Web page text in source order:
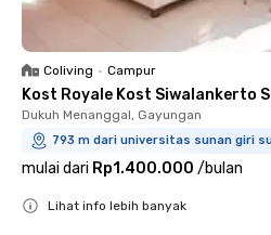
Coliving • Campur
Kost Royale Kost Siwalankerto
Dukuh Menanggal, Gayungan
793 m dari universitas sunan giri
mulai dari Rp1.400.000 /bulan
Lihat info lebih banyak